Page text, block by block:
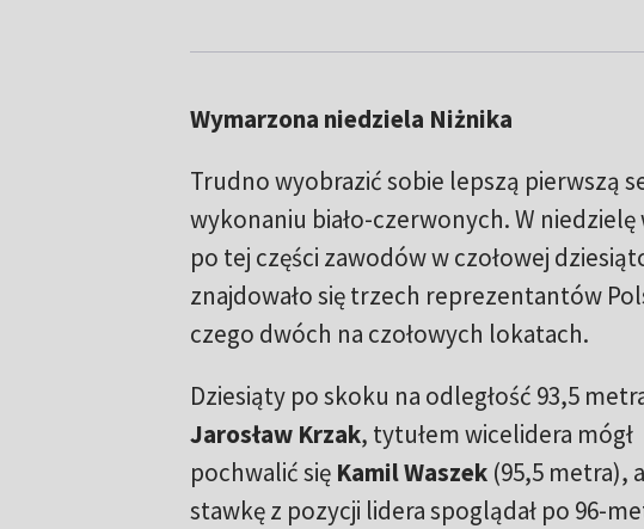
Wymarzona niedziela Niżnika
Trudno wyobrazić sobie lepszą pierwszą
wykonaniu biało-czerwonych. W niedzielę
po tej części zawodów w czołowej
znajdowało się trzech reprezentantów
czego dwóch na czołowych lokatach.
Dziesiąty po skoku na odległość 93,5
Jarosław Krzak, tytułem wicelidera mógł
pochwalić się KamilWaszek(95,5 metra), a
stawkę z pozycji lidera spoglądał po 96-